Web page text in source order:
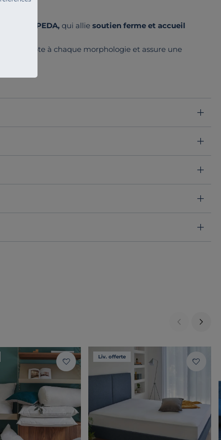
d’EPEDA, qui allie soutien ferme et accueil
s’adapte à chaque morphologie et assure une
une sensation enveloppante et un confort
de Franceet d’Alpaga, associée à une double
Liv. offerte